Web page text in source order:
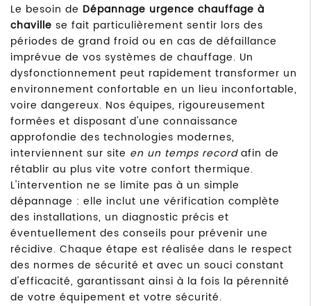
Le besoin de Dépannage urgence chauffage à
chaville se fait particulièrement sentir lors des
périodes de grand froid ou en cas de défaillance
imprévue de vos systèmes de chauffage. Un
dysfonctionnement peut rapidement transformer un
environnement confortable en un lieu inconfortable,
voire dangereux. Nos équipes, rigoureusement
formées et disposant d'une connaissance
approfondie des technologies modernes,
interviennent sur site en un temps recordafin de
rétablir au plus vite votre confort thermique.
L'intervention ne se limite pas à un simple
dépannage : elle inclut une vérification complète
des installations, un diagnostic précis et
éventuellement des conseils pour prévenir une
récidive. Chaque étape est réalisée dans le respect
des normes de sécurité et avec un souci constant
d'efficacité, garantissant ainsi à la fois la pérennité
de votre équipement et votre sécurité.